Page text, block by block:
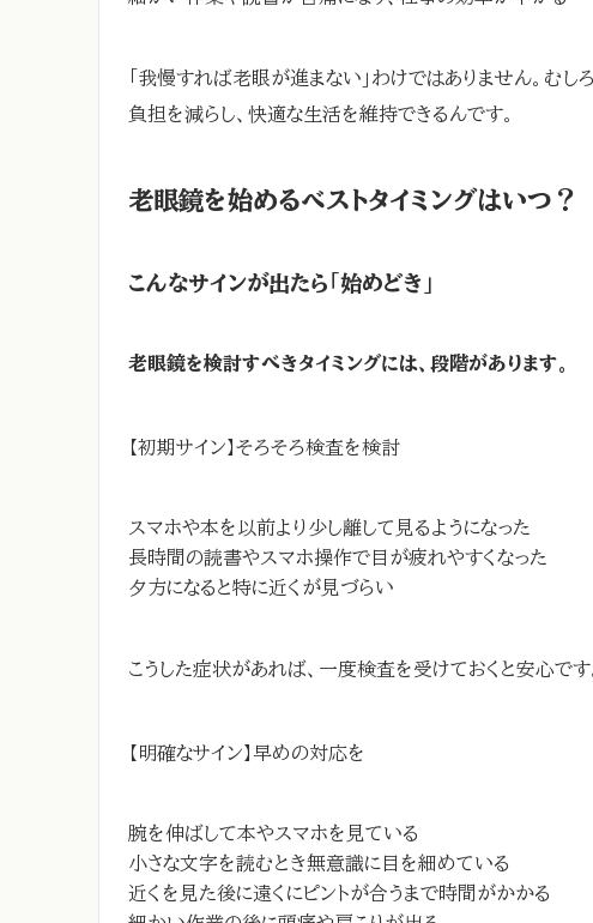
「我慢すれば老眼が進まない」わけではありません。む
負担を減らし、快適な生活を維持できるんです。
老眼鏡を始めるベストタイミングはいつ？
こんなサインが出たら「始めどき」
老眼鏡を検討すべきタイミングには、段階があります。
【初期サイン】そろそろ検査を検討
スマホや本を以前より少し離して見るようになった
長時間の読書やスマホ操作で目が疲れやすくなった
夕方になると特に近くが見づらい
こうした症状があれば、一度検査を受けておくと安心です
【明確なサイン】早めの対応を
腕を伸ばして本やスマホを見ている
小さな文字を読むとき無意識に目を細めている
近くを見た後に遠くにピントが合うまで時間がかかる